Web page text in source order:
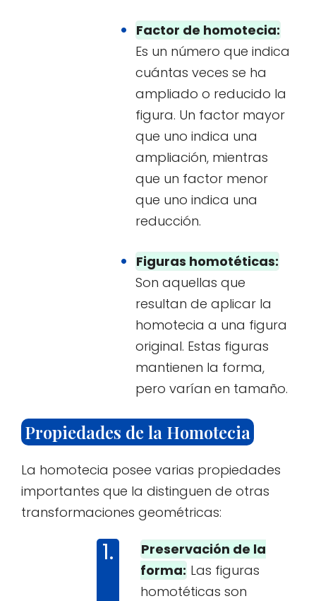
Factor de homotecia:
Es un número que indica
cuántas veces se ha
ampliado o reducido la
figura. Un factor mayor
que uno indica una
ampliación, mientras
que un factor menor
que uno indica una
reducción.
Figuras homotéticas:
Son aquellas que
resultan de aplicar la
homotecia a una figura
original. Estas figuras
mantienen la forma,
pero varían en tamaño.
Propiedades de la Homotecia
La homotecia posee varias propiedades
importantes que la distinguen de otras
transformaciones geométricas:
Preservación de la
forma: Las figuras
homotéticas son